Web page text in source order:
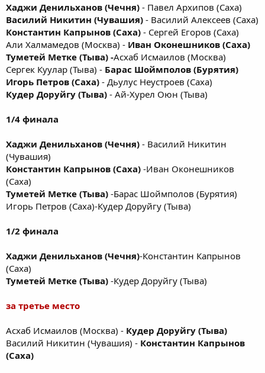
Хаджи Денильханов (Чечня) - Павел Архипов (Саха)
Василий Никитин (Чувашия) - Василий Алексеев (Саха)
Константин Капрынов (Саха) - Сергей Егоров (Саха)
Али Халмамедов (Москва) - Иван Оконешников (Саха)
Туметей Метке (Тыва) -Асхаб Исмаилов (Москва)
Сергек Куулар (Тыва) - Барас Шоймполов (Бурятия)
Игорь Петров (Саха) - Дьулус Неустроев (Саха)
Кудер Доруйгу (Тыва) - Ай-Хурел Оюн (Тыва)
1/4 финала
Хаджи Денильханов (Чечня) - Василий Никитин
(Чувашия)
Константин Капрынов (Саха) -Иван Оконешников
(Саха)
Туметей Метке (Тыва) -Барас Шоймполов (Бурятия)
Игорь Петров (Саха)-Кудер Доруйгу (Тыва)
1/2 финала
Хаджи Денильханов (Чечня)-Константин Капрынов
(Саха)
Туметей Метке (Тыва) -Кудер Доруйгу (Тыва)
за третье место
Асхаб Исмаилов (Москва) - Кудер Доруйгу (Тыва)
Василий Никитин (Чувашия) - Константин Капрынов
(Саха)